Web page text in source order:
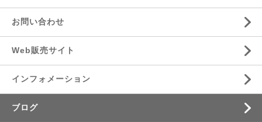
お問い合わせ
Web販売サイト
インフォメーション
ブログ